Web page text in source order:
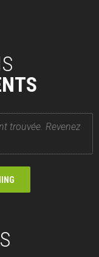
trouvée. Revenez